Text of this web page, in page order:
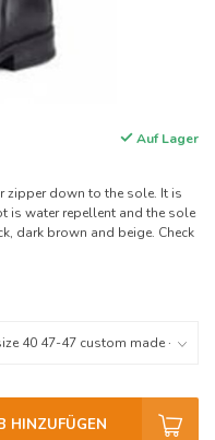
Auf Lager
down to the sole. It is
is water repellent and the sole
dark brown and beige. Check
HINZUFÜGEN